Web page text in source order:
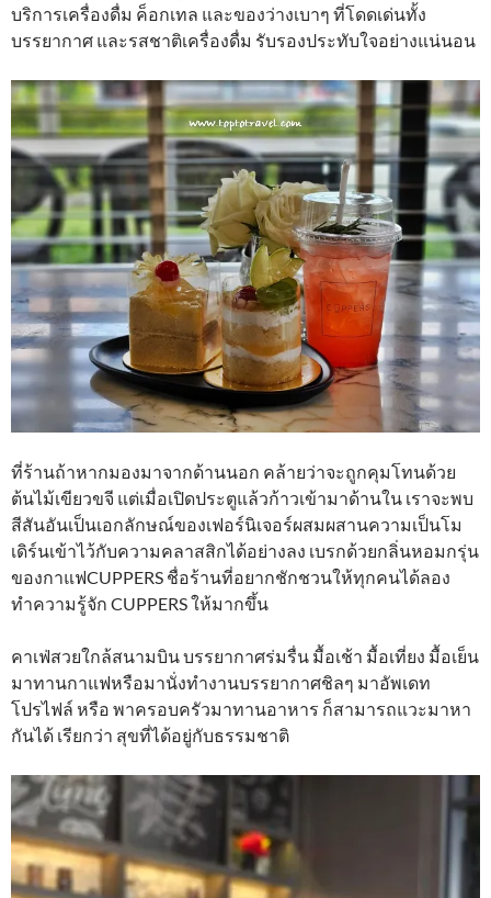
บริการเครื่องดื่ม ค็อกเทล และของว่างเบาๆ ที่โดดเด่นทั้ง
บรรยากาศ และรสชาติเครื่องดื่ม รับรองประทับใจอย่างแน่นอน
ที่ร้านถ้าหากมองมาจากด้านนอก คล้ายว่าจะถูกคุมโทนด้วย
ต้นไม้เขียวขจี แต่เมื่อเปิดประตูแล้วก้าวเข้ามาด้านใน เราจะพบ
สีสันอันเป็นเอกลักษณ์ของเฟอร์นิเจอร์ผสมผสานความเป็นโม
เดิร์นเข้าไว้กับความคลาสสิกได้อย่างลง เบรกด้วยกลิ่นหอมกรุ่น
ของกาแฟCUPPERS ชื่อร้านที่อยากชักชวนให้ทุกคนได้ลอง
ทำความรู้จัก CUPPERS ให้มากขึ้น
คาเฟ่สวยใกล้สนามบิน บรรยากาศร่มรื่น มื้อเช้า มื้อเที่ยง มื้อเย็น
มาทานกาแฟหรือมานั่งทำงานบรรยากาศชิลๆ มาอัพเดท
โปรไฟล์ หรือ พาครอบครัวมาทานอาหาร ก็สามารถแวะมาหา
กันได้ เรียกว่า สุขที่ได้อยู่กับธรรมชาติ